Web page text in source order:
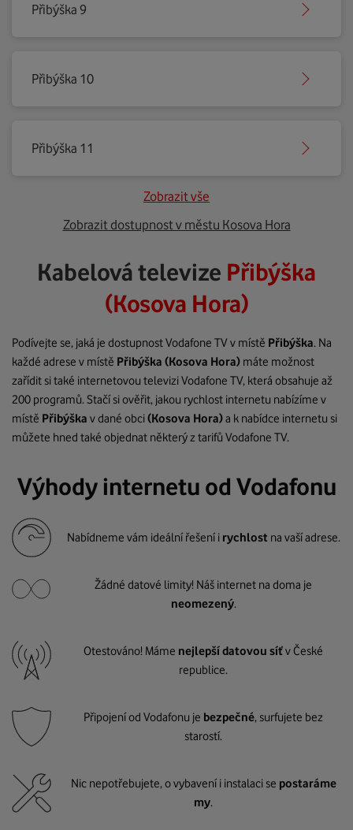
Přibýška 9
Přibýška 10
Přibýška 11
Zobrazit vše
Zobrazit dostupnost v městu Kosova Hora
Kabelová televize Přibýška
(Kosova Hora)
Podívejte se, jaká je dostupnost Vodafone TV v místě Přibýška. Na
každé adrese v místě Přibýška (Kosova Hora) máte možnost
zařídit si také internetovou televizi Vodafone TV, která obsahuje až
200 programů. Stačí si ověřit, jakou rychlost internetu nabízíme v
místě Přibýška v dané obci(Kosova Hora)a k nabídce internetu si
můžete hned také objednat některý z tarifů Vodafone TV.
Výhody internetu od Vodafonu
Nabídneme vám ideální řešení i rychlost na vaší adrese.
Žádné datové limity! Náš internet na doma je
neomezený.
Otestováno! Máme nejlepší datovou síťv České
republice.
Připojení od Vodafonu je bezpečné, surfujete bez
starostí.
Nic nepotřebujete, o vybavení i instalaci se postaráme
my.